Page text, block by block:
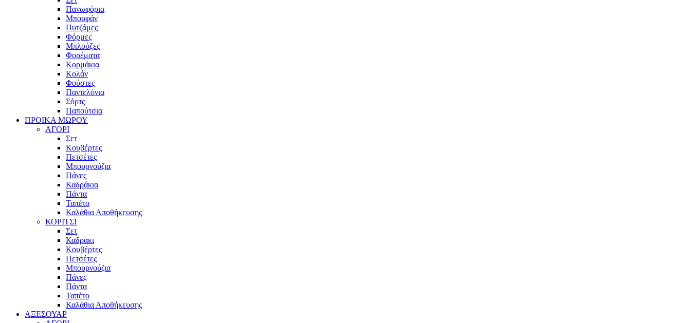
Πανωφόρια
Μπουφάν
Πυτζάμες
Φόρμες
Μπλούζες
Φορέματα
Κορμάκια
Κολάν
Φούστες
Παντελόνια
Σόρτς
Παπούτσια
ΠΡΟΙΚΑ ΜΩΡΟΥ
ΑΓΟΡΙ
Σετ
Κουβέρτες
Πετσέτες
Μπουρνούζια
Πάνες
Καδράκια
Πάντα
Ταπέτο
Καλάθια Αποθήκευσης
ΚΟΡΙΤΣΙ
Σετ
Καδράκι
Κουβέρτες
Πετσέτες
Μπουρνούζια
Πάνες
Πάντα
Ταπέτο
Καλάθια Αποθήκευσης
ΑΞΕΣΟΥΑΡ